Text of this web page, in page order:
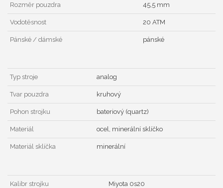
Rozměr pouzdra 45,5 mm
Vodotěsnost 20 ATM
Pánské / dámské pánské
Typ stroje analog
Tvar pouzdra kruhový
Pohon strojku bateriový (quartz)
Materiál ocel, minerální sklíčko
Materiál sklíčka minerální
Kalibr strojku Miyota 0s20